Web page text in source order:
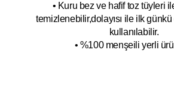
• Kuru bez ve hafif toz tüyleri
temizlenebilir,dolayısı ile ilkgünkü
kullanılabilir.
• %100 menşeili yerli